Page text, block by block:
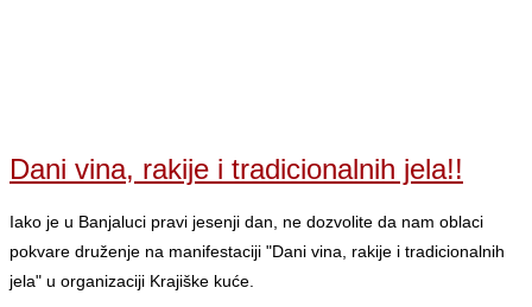
Dani vina, rakije i tradicionalnih jela!!
Iako je u Banjaluci pravi jesenji dan, ne dozvolite da nam oblaci
pokvare druženje na manifestaciji "Dani vina, rakije i tradicionalnih
jela" u organizaciji Krajiške kuće.